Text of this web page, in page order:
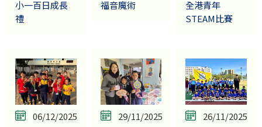
小一百日成長
禮
福音魔術
全港青年
STEAM比賽
06/12/2025
29/11/2025
26/11/2025